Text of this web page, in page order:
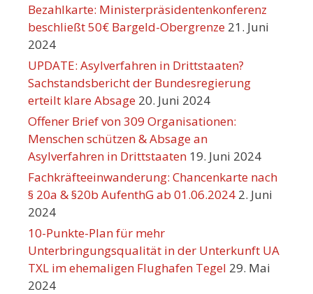
Bezahlkarte: Ministerpräsidentenkonferenz
beschließt 50€ Bargeld-Obergrenze 21. Juni
2024
UPDATE: Asylverfahren in Drittstaaten?
Sachstandsbericht der Bundesregierung
erteilt klare Absage 20. Juni 2024
Offener Brief von 309 Organisationen:
Menschen schützen & Absage an
Asylverfahren in Drittstaaten 19. Juni 2024
Fachkräfteeinwanderung: Chancenkarte nach
§ 20a & §20b AufenthG ab 01.06.2024 2. Juni
2024
10-Punkte-Plan für mehr
Unterbringungsqualität in der Unterkunft UA
TXL im ehemaligen Flughafen Tegel 29. Mai
2024